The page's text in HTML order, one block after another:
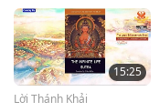
Lời Thánh Khải
12
15:25
Lời Thánh Khải